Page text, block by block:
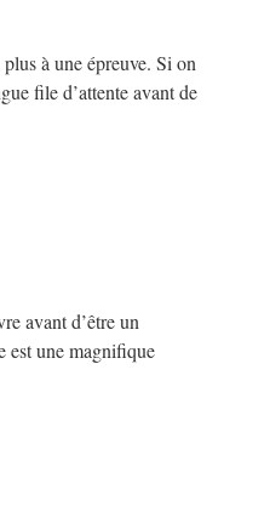
à une épreuve. Si on
file d’attente avant de
avant d’être un
est une magnifique